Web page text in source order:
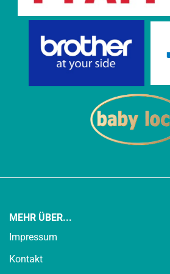
MEHR ÜBER...
Impressum
Kontakt